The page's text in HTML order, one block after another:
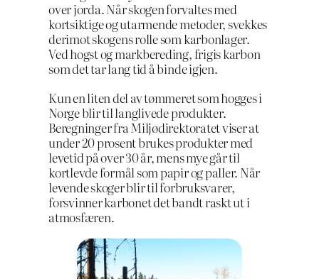
over jorda. Når skogen forvaltes med
kortsiktige og utarmende metoder, svekkes
derimot skogens rolle som karbonlager.
Ved hogst og markbereding, frigis karbon
som det tar lang tid å binde igjen.
Kun en liten del av tømmeret som hogges i
Norge blir til langlivede produkter.
Beregninger fra Miljødirektoratet viser at
under 20 prosent brukes produkter med
levetid på over 30 år, mens mye går til
kortlevde formål som papir og paller. Når
levende skoger blir til forbruksvarer,
forsvinner karbonet det bandt raskt ut i
atmosfæren.